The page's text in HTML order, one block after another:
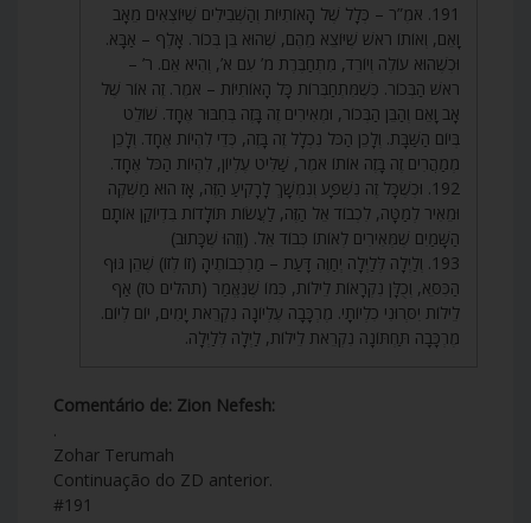
191. אֹמֶ”ר – כְּלָל שֶׁל הָאוֹתִיּוֹת וְהַשְּׁבִילִים שֶׁיּוֹצְאִים מֵאָב
וָאֵם, וְאוֹתוֹ רֹאשׁ שֶׁיּוֹצֵא מֵהֶם, שֶׁהוּא בֵּן בְּכוֹר. אָלֶף – אַבָּא.
וּכְשֶׁהוּא עוֹלֶה וְיוֹרֵד, מִתְחַבֶּרֶת מ’ עִם א’, וְהִיא אֵם. ר’ –
רֹאשׁ הַבְּכוֹר. כְּשֶׁמִּתְחַבְּרוֹת כָּל הָאוֹתִיּוֹת – אֹמֶר. זֶה אוֹר שֶׁל
אָב וָאֵם וְהַבֵּן הַבְּכוֹר, וּמְאִירִים זֶה בָּזֶה בְּחִבּוּר אֶחָד. שׁוֹלֵט
בְּיוֹם הַשַּׁבָּת. וְלָכֵן הַכֹּל נִכְלָל זֶה בָּזֶה, כְּדֵי לִהְיוֹת אֶחָד. וְלָכֵן
מְמַהֲרִים זֶה בָּזֶה אוֹתוֹ אֹמֶר, שַׁלִּיט עֶלְיוֹן, לִהְיוֹת הַכֹּל אֶחָד.
192. וּכְשֶׁכָּל זֶה נִשְׁפָּע וְנִמְשָׁךְ לָרָקִיעַ הַזֶּה, אָז הוּא מַשְׁקֶה
וּמֵאִיר לְמַטָּה, לִכְבוֹד אֵל הַזֶּה, לַעֲשׂוֹת תּוֹלָדוֹת בִּדְיוֹקַן אוֹתָם
הַשָּׁמַיִם שֶׁמְּאִירִים לְאוֹתוֹ כְּבוֹד אֵל. (וְזֶהוּ שֶׁכָּתוּב)
193. וְלַיְלָה לְּלַיְלָה יְחַוֶּה דָּעַת – מַרְכְּבוֹתֶיהָ (זוֹ לְזוֹ) שֶׁהֵן גּוּף
הַכִּסֵּא, וְכֻלָּן נִקְרָאוֹת לֵילוֹת, כְּמוֹ שֶׁנֶּאֱמַר (תהלים טז) אַף
לֵילוֹת יִסְּרוּנִי כִלְיוֹתָי. מֶרְכָּבָה עֶלְיוֹנָה נִקְרֵאת יָמִים, יוֹם לְיוֹם.
מֶרְכָּבָה תַּחְתּוֹנָה נִקְרֵאת לֵילוֹת, לַיְלָה לְּלַיְלָה.
Comentário de: Zion Nefesh:
.
Zohar Terumah
Continuação do ZD anterior.
#191